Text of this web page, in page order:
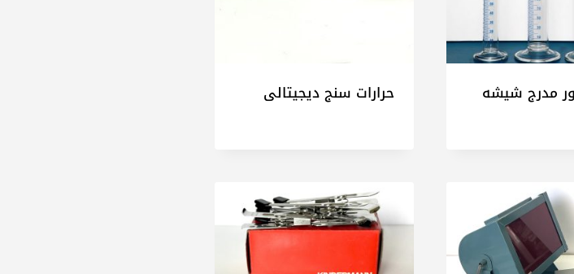
مدرج شیشه حرارات سنج دیجیتالی